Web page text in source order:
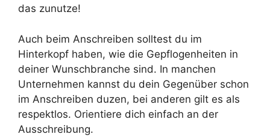
das zunutze!
Auch beim Anschreiben solltest du im
Hinterkopf haben, wie die Gepflogenheiten in
deiner Wunschbranche sind. In manchen
Unternehmen kannst du dein Gegenüber schon
im Anschreiben duzen, bei anderen gilt es als
respektlos. Orientiere dich einfach an der
Ausschreibung.